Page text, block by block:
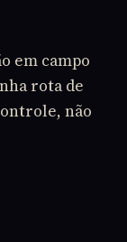
em campo
rota de
não